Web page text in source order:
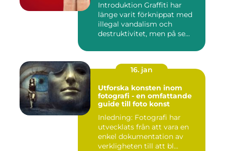
Introduktion Graffiti har
länge varit förknippat med
illegal vandalism och
destruktivitet, men på se...
16. jan
Utforska konsten inom
fotografi - en omfattande
guide till foto konst
Inledning: Fotografi har
utvecklats från att vara en
enkel dokumentation av
verkligheten till att bl...